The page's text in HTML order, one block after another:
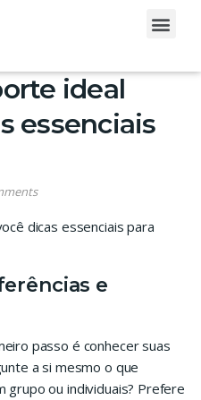
ideal
essenciais
dicas essenciais para
e
passo é conhecer suas
a si mesmo o que
ou individuais? Prefere